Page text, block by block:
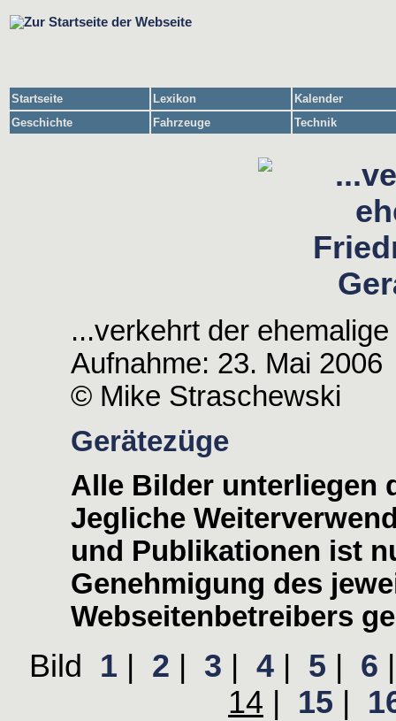
Startseite Lexikon
Kalender
Geschichte
Fahrzeuge Technik
...verkehrt der
Aufnahme: 23. Mai 2006
© Mike Straschewski
Gerätezüge
Alle Bilder unterliegen
Jegliche
und Publikationen ist
Genehmigung des
Webseitenbetreibers
Bild 1 | 2 | 3 | 4| 5 | 6
14 | 15 |